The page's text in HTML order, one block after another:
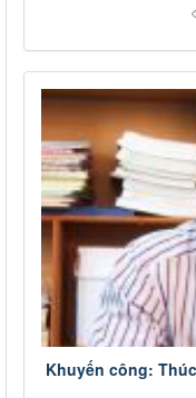
Khuyến công: